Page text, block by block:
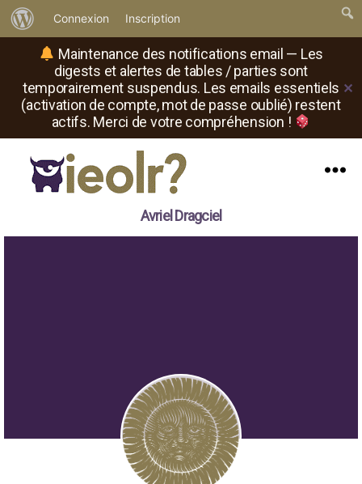
Maintenance des notifications email — Les
digests et alertes de tables / parties sont
temporairement suspendus. Les emails essentiels
(activation de compte, mot de passe oublié) restent
actifs. Merci de votre compréhension !
✕
propos
de
WordPress
Connexion Inscription
où
Avriel Dragciel